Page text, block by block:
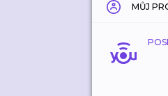
MŮJ